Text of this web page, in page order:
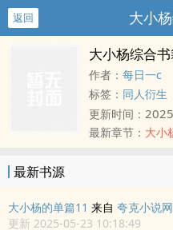
返回 大小
大小杨综合
作者： 每日一c
标签： 同人衍生
更新时间：
最新章节： 大小
最新书源
大小杨的单篇11 来自 夸克小说网
更新 2025-05-23 10:18:49